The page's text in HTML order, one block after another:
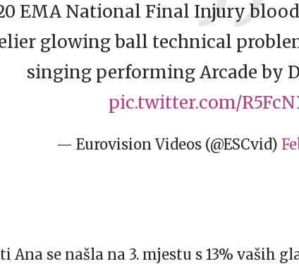
EMA National Final Injury
glowing ball technical
singing performing Arcade by
pic.twitter.com/
— Eurovision Videos (@ESCvid)
Ana se našla na 3. mjestu s 13% vaših